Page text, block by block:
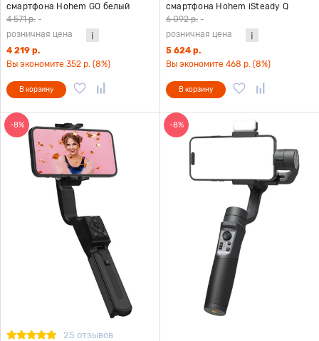
смартфона Hohem GO белый
4 571 р. -
розничная цена
4 219 р.
Вы экономите 352 р. (8%)
В корзину
смартфона Hohem iSteady Q
белый
6 092 р. -
розничная цена
5 624 р.
Вы экономите 468 р. (8%)
В корзину
-8%
25 отзывов
-8%